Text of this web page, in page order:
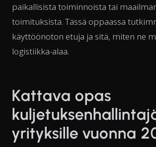
paikallisista toiminnoista tai
toimituksista. Tässä oppaassa
käyttöönoton etuja ja sitä, miten ne
logistiikka-alaa.
Kattava opas
yrityksille vuonna